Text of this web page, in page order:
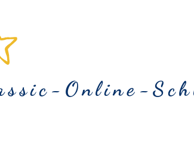
Online-